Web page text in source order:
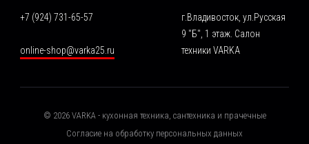
+7 (924) 731-65-57
online-shop@varka25.ru
г.Владивосток, ул.Русская
9 "Б", 1 этаж. Салон
техники VARKA
© 2026VARKA - кухонная техника, сантехника и прачечные
Согласие на обработку персональных данных